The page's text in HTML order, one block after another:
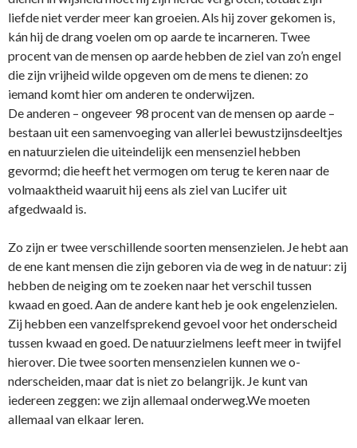
liefde niet verder meer kan groeien. Als hij zover gekomen is,
kán hij de drang voelen om op aarde te incarneren. Twee
procent van de mensen op aarde hebben de ziel van zo’n engel
die zijn vrijheid wilde opgeven om de mens te dienen: zo
iemand komt hier om anderen te o­nderwijzen.
De anderen – o­ngeveer 98 procent van de mensen op aarde –
bestaan uit een samenvoeging van allerlei bewustzijnsdeeltjes
en natuurzielen die uiteindelijk een mensenziel hebben
gevormd; die heeft het vermogen om terug te keren naar de
volmaaktheid waaruit hij eens als ziel van Lucifer uit
afgedwaald is.
Zo zijn er twee verschillende soorten mensenzielen. Je hebt aan
de ene kant mensen die zijn geboren via de weg in de natuur: zij
hebben de neiging om te zoeken naar het verschil tussen
kwaad en goed. Aan de andere kant heb je ook engelenzielen.
Zij hebben een vanzelfsprekend gevoel voor het o­nderscheid
tussen kwaad en goed. De natuurzielmens leeft meer in twijfel
hierover. Die twee soorten mensenzielen kunnen we o­
nderscheiden, maar dat is niet zo belangrijk. Je kunt van
iedereen zeggen: we zijn allemaal o­nderweg.We moeten
allemaal van elkaar leren.